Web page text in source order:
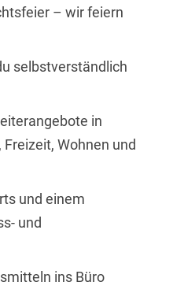
– wir feiern
selbstverständlich
in
Wohnen und
und einem
und
ins Büro